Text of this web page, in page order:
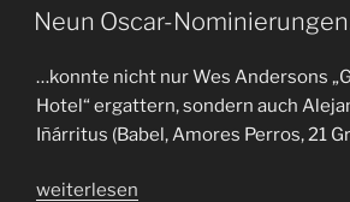
AM
Neun Oscar-
…konnte nicht nur Wes Andersons
Hotel“ ergattern, sondern auch
Iñárritus (Babel, Amores Perros, 21
„Neun
weiterlesen